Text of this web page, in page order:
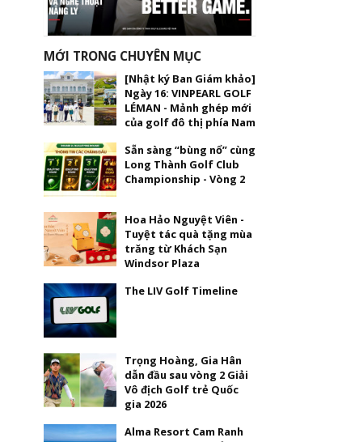
MỚI TRONG CHUYÊN MỤC
[Nhật ký Ban Giám khảo]
Ngày 16: VINPEARL GOLF
LÉMAN - Mảnh ghép mới
của golf đô thị phía Nam
Sẵn sàng “bùng nổ” cùng
Long Thành Golf Club
Championship - Vòng 2
Hoa Hảo Nguyệt Viên -
Tuyệt tác quà tặng mùa
trăng từ Khách Sạn
Windsor Plaza
The LIV Golf Timeline
Trọng Hoàng, Gia Hân
dẫn đầu sau vòng 2 Giải
Vô địch Golf trẻ Quốc
gia 2026
Alma Resort Cam Ranh